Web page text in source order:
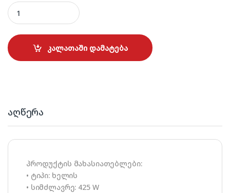
BEKO HMM 7420 W quantity
კალათაში დამატება
აღწერა
პროდუქტის მახასიათებლები:
• ტიპი: ხელის
• სიმძლავრე: 425 W